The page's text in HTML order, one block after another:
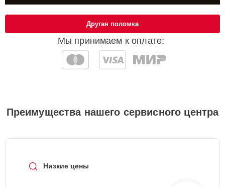
Мы принимаем к оплате:
Другая поломка
Преимущества нашего сервисного центра
Низкие цены